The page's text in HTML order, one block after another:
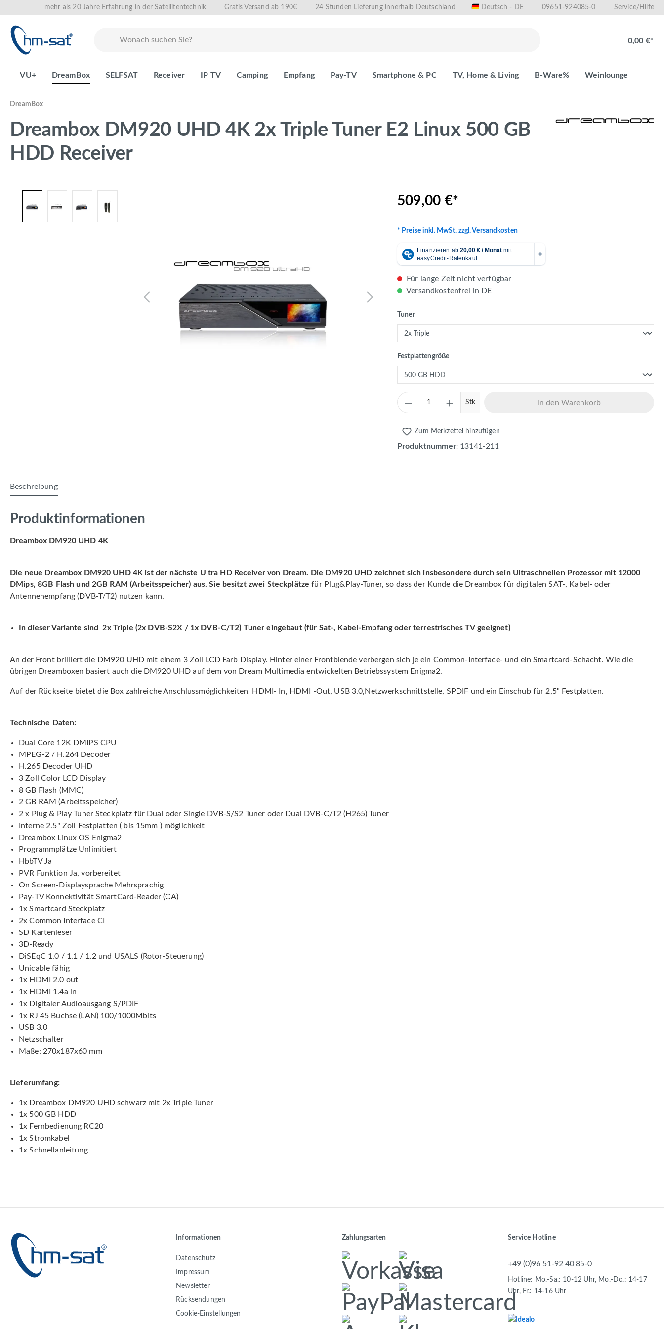
Zur Hauptnavigation springen
mehr als 20 Jahre Erfahrung in der Satellitentechnik Gratis Versand ab 190€ 24 Stunden Lieferung innerhalb Deutschland Deutsch - DE 09651-924085-0 Service/Hilfe
0,00 €*
VU+ DreamBox SELFSAT Receiver IP TV Camping Empfang Pay-TV Smartphone & PC TV, Home & Living B-Ware% Weinlounge
DreamBox
Dreambox DM920 UHD 4K 2x Triple Tuner E2 Linux 500 GB
HDD Receiver
509,00 €*
* Preise inkl. MwSt. zzgl. Versandkosten
Für lange Zeit nicht verfügbar
Versandkostenfrei in DE
Tunerauswählen
Festplattengrößeauswählen
Produkt Anzahl: Gib den gewünschten Wert ein
Stk In den Warenkorb
Zum Merkzettel hinzufügen
Produktnummer: 13141-211
Beschreibung
Produktinformationen
Dreambox DM920 UHD 4K
Die neue Dreambox DM920 UHD 4K ist der nächste Ultra HD Receiver von Dream. Die DM920 UHD zeichnet sich insbesondere durch sein Ultraschnellen Prozessor mit 12000
DMips, 8GB Flash und 2GB RAM (Arbeitsspeicher) aus. Sie besitzt zwei Steckplätze für Plug&Play-Tuner, so dass der Kunde die Dreambox für digitalen SAT-, Kabel- oder
Antennenempfang (DVB-T/T2) nutzen kann.
In dieser Variante sind 2x Triple (2x DVB-S2X / 1x DVB-C/T2) Tuner eingebaut (für Sat-, Kabel-Empfang oder terrestrisches TV geeignet)
An der Front brilliert die DM920 UHD mit einem 3 Zoll LCD Farb Display. Hinter einer Frontblende verbergen sich je ein Common-Interface- und ein Smartcard-Schacht. Wie die
übrigen Dreamboxen basiert auch die DM920 UHD auf dem von Dream Multimedia entwickelten Betriebssystem Enigma2.
Auf der Rückseite bietet die Box zahlreiche Anschlussmöglichkeiten. HDMI- In, HDMI -Out, USB 3.0,Netzwerkschnittstelle, SPDIF und ein Einschub für 2,5" Festplatten.
Technische Daten:
Dual Core 12K DMIPS CPU
MPEG-2 / H.264 Decoder
H.265 Decoder UHD
3 Zoll Color LCD Display
8 GB Flash (MMC)
2 GB RAM (Arbeitsspeicher)
2 x Plug & Play Tuner Steckplatz für Dual oder Single DVB-S/S2 Tuner oder Dual DVB-C/T2 (H265) Tuner
Interne 2.5" Zoll Festplatten ( bis 15mm ) möglichkeit
Dreambox Linux OS Enigma2
Programmplätze Unlimitiert
HbbTV Ja
PVR Funktion Ja, vorbereitet
On Screen-Displaysprache Mehrsprachig
Pay-TV Konnektivität SmartCard-Reader (CA)
1x Smartcard Steckplatz
2x Common Interface CI
SD Kartenleser
3D-Ready
DiSEqC 1.0 / 1.1 / 1.2 und USALS (Rotor-Steuerung)
Unicable fähig
1x HDMI 2.0 out
1x HDMI 1.4a in
1x Digitaler Audioausgang S/PDIF
1x RJ 45 Buchse (LAN) 100/1000Mbits
USB 3.0
Netzschalter
Maße: 270x187x60 mm
Lieferumfang:
1x Dreambox DM920 UHD schwarz mit 2x Triple Tuner
1x 500 GB HDD
1x Fernbedienung RC20
1x Stromkabel
1x Schnellanleitung
Informationen
Datenschutz
Impressum
Newsletter
Rücksendungen
Cookie-Einstellungen
Zahlungsarten Service Hotline
+49 (0)96 51-92 40 85-0
Hotline: Mo.-Sa.: 10-12 Uhr, Mo.-Do.: 14-17
Uhr, Fr.: 14-16 Uhr